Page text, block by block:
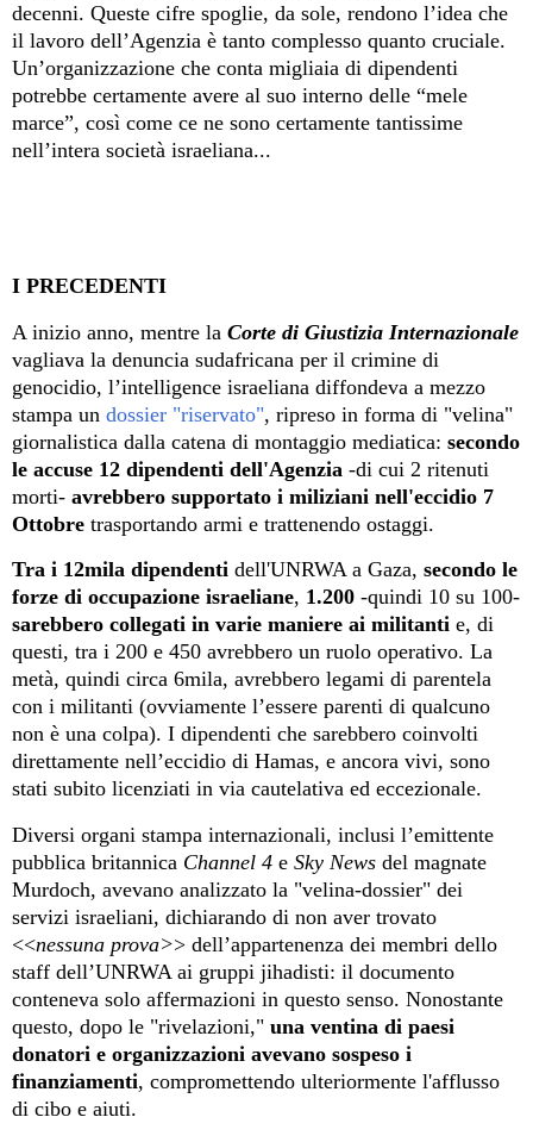
decenni. Queste cifre spoglie, da sole, rendono l’idea che
il lavoro dell’Agenzia è tanto complesso quanto cruciale.
Un’organizzazione che conta migliaia di dipendenti
potrebbe certamente avere al suo interno delle “mele
marce”, così come ce ne sono certamente tantissime
nell’intera società israeliana...
I PRECEDENTI
A inizio anno, mentre la Corte di Giustizia Internazionale
vagliava la denuncia sudafricana per il crimine di
genocidio, l’intelligence israeliana diffondeva a mezzo
stampa un dossier "riservato", ripreso in forma di "velina"
giornalistica dalla catena di montaggio mediatica: secondo
le accuse 12 dipendenti dell'Agenzia -di cui 2 ritenuti
morti- avrebbero supportato i miliziani nell'eccidio 7
Ottobre trasportando armi e trattenendo ostaggi.
Tra i 12mila dipendenti dell'UNRWA a Gaza, secondo le
forze di occupazione israeliane, 1.200 -quindi 10 su 100-
sarebbero collegati in varie maniere ai militanti e, di
questi, tra i 200 e 450 avrebbero un ruolo operativo. La
metà, quindi circa 6mila, avrebbero legami di parentela
con i militanti (ovviamente l’essere parenti di qualcuno
non è una colpa). I dipendenti che sarebbero coinvolti
direttamente nell’eccidio di Hamas, e ancora vivi, sono
stati subito licenziati in via cautelativa ed eccezionale.
Diversi organi stampa internazionali, inclusi l’emittente
pubblica britannica Channel 4 e Sky News del magnate
Murdoch, avevano analizzato la "velina-dossier" dei
servizi israeliani, dichiarando di non aver trovato
<<nessuna prova>> dell’appartenenza dei membri dello
staff dell’UNRWA ai gruppi jihadisti: il documento
conteneva solo affermazioni in questo senso. Nonostante
questo, dopo le "rivelazioni," una ventina di paesi
donatori e organizzazioni avevano sospeso i
finanziamenti, compromettendo ulteriormente l'afflusso
di cibo e aiuti.